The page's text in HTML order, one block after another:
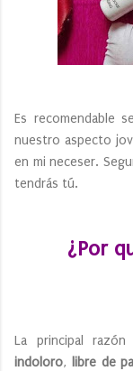
Es recomendable
nuestro aspecto
en mi neceser.
tendrás tú.
¿Por
La principal
indoloro, libre de